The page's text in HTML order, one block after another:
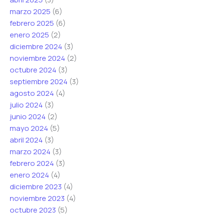
marzo 2025 (6)
febrero 2025 (6)
enero 2025 (2)
diciembre 2024 (3)
noviembre 2024 (2)
octubre 2024 (3)
septiembre 2024 (3)
agosto 2024 (4)
julio 2024 (3)
junio 2024 (2)
mayo 2024 (5)
abril 2024 (3)
marzo 2024 (3)
febrero 2024 (3)
enero 2024 (4)
diciembre 2023 (4)
noviembre 2023 (4)
octubre 2023 (5)